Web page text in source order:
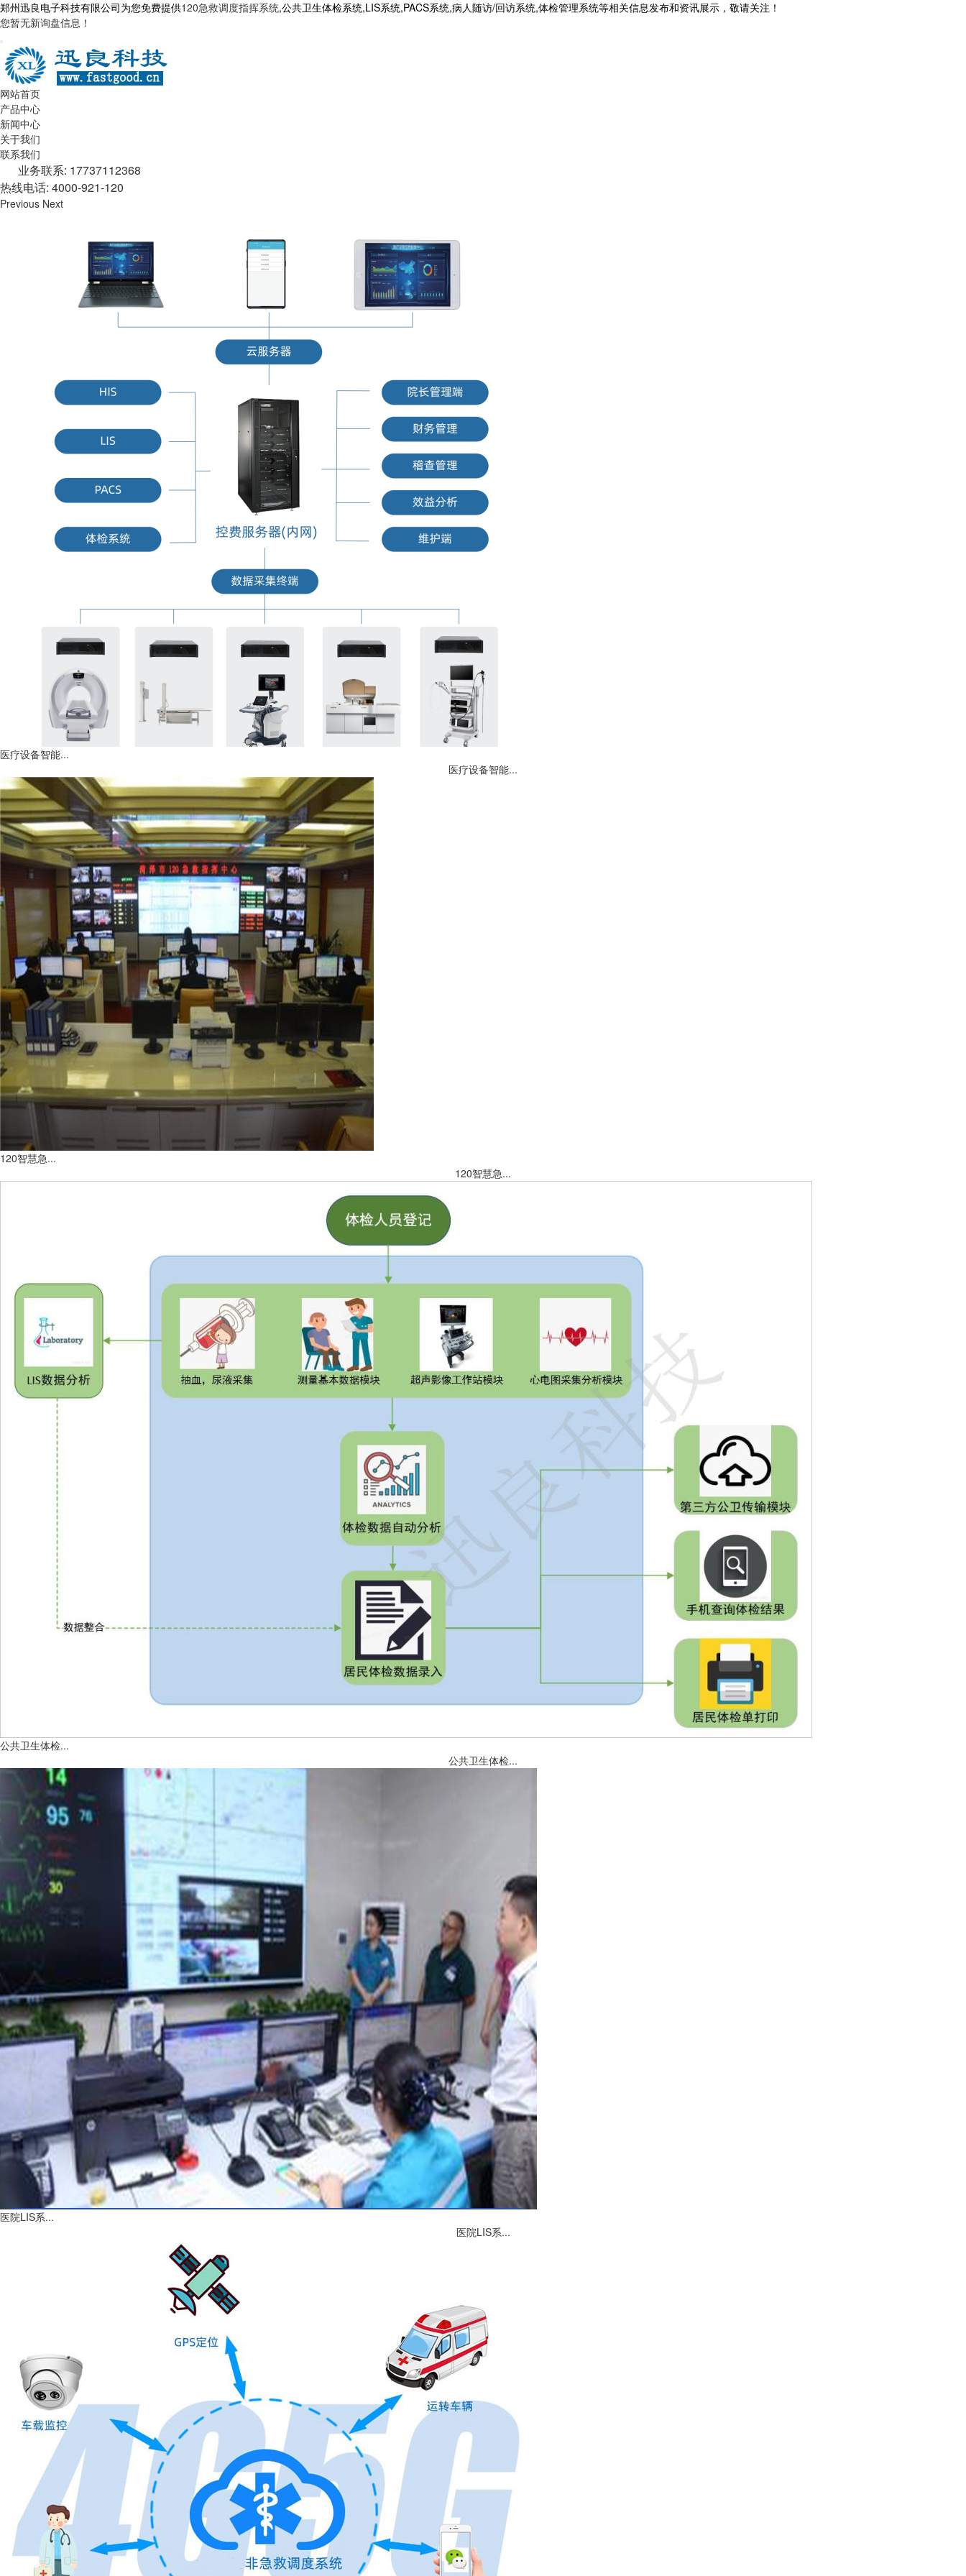
郑州迅良电子科技有限公司为您免费提供120急救调度指挥系统,公共卫生体检系统,LIS系统,PACS系统,病人随访/回访系统,体检管理系统等相关信息发布和资讯展示，敬请关注！
您暂无新询盘信息！
网站首页
产品中心
新闻中心
关于我们
联系我们
业务联系: 17737112368
热线电话: 4000-921-120
Previous Next
医疗设备智能...
医疗设备智能...
120智慧急...
120智慧急...
公共卫生体检...
公共卫生体检...
医院LIS系...
医院LIS系...